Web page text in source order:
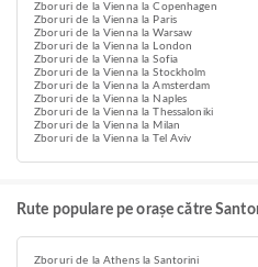
Zboruri de la Vienna la Copenhagen
Zboruri de la Vienna la Paris
Zboruri de la Vienna la Warsaw
Zboruri de la Vienna la London
Zboruri de la Vienna la Sofia
Zboruri de la Vienna la Stockholm
Zboruri de la Vienna la Amsterdam
Zboruri de la Vienna la Naples
Zboruri de la Vienna la Thessaloniki
Zboruri de la Vienna la Milan
Zboruri de la Vienna la Tel Aviv
Rute populare pe orașe către
Zboruri de la Athens la Santorini